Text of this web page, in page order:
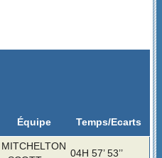
Équipe Temps/Ecarts
MITCHELTON
04H 57’ 53’’